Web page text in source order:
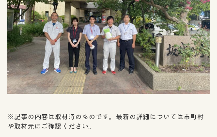
※記事の内容は取材時のものです。最新の詳細については市町村
や取材元にご確認ください。